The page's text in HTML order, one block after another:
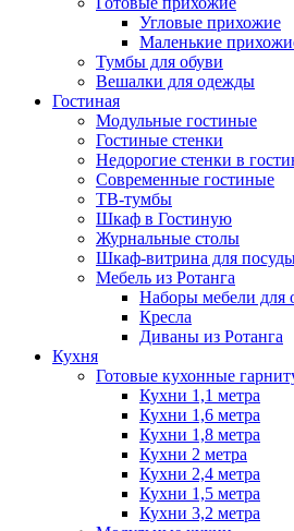
Угловые прихожие
Маленькие
Тумбы для обуви
Вешалки для одежды
Гостиная
Модульные гостиные
Гостиные стенки
Недорогие стенки в
Современные гостиные
ТВ-тумбы
Шкаф в Гостиную
Журнальные столы
Шкаф-витрина для
Мебель из Ротанга
Наборы мебели для
Кресла
Диваны из Ротанга
Кухня
Готовые кухонные
Кухни 1,1 метра
Кухни 1,6 метра
Кухни 1,8 метра
Кухни 2 метра
Кухни 2,4 метра
Кухни 1,5 метра
Кухни 3,2 метра